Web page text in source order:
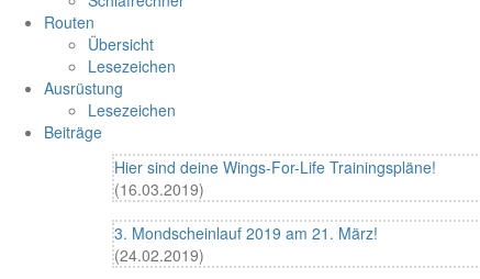
Routen
Übersicht
Lesezeichen
Ausrüstung
Lesezeichen
Beiträge
Hier sind deine Wings-For-Life Trainingspläne!
(16.03.2019)
3. Mondscheinlauf 2019 am 21. März!
(24.02.2019)